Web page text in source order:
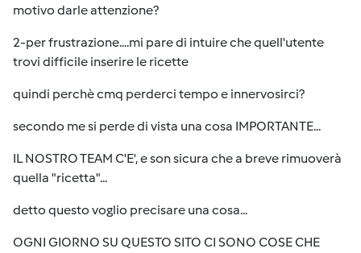
motivo darle attenzione?
2-per frustrazione....mi pare di intuire che quell'utente
trovi difficile inserire le ricette
quindi perchè cmq perderci tempo e innervosirci?
secondo me si perde di vista una cosa IMPORTANTE...
IL NOSTRO TEAM C'E', e son sicura che a breve rimuoverà
quella "ricetta"...
detto questo voglio precisare una cosa...
OGNI GIORNO SU QUESTO SITO CI SONO COSE CHE